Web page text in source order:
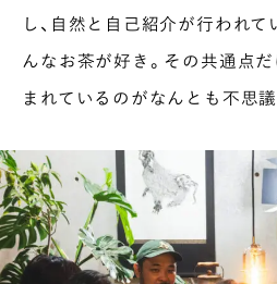
し、自然と自己紹介が行われて
んなお茶が好き。その共通点
まれているのがなんとも不思議